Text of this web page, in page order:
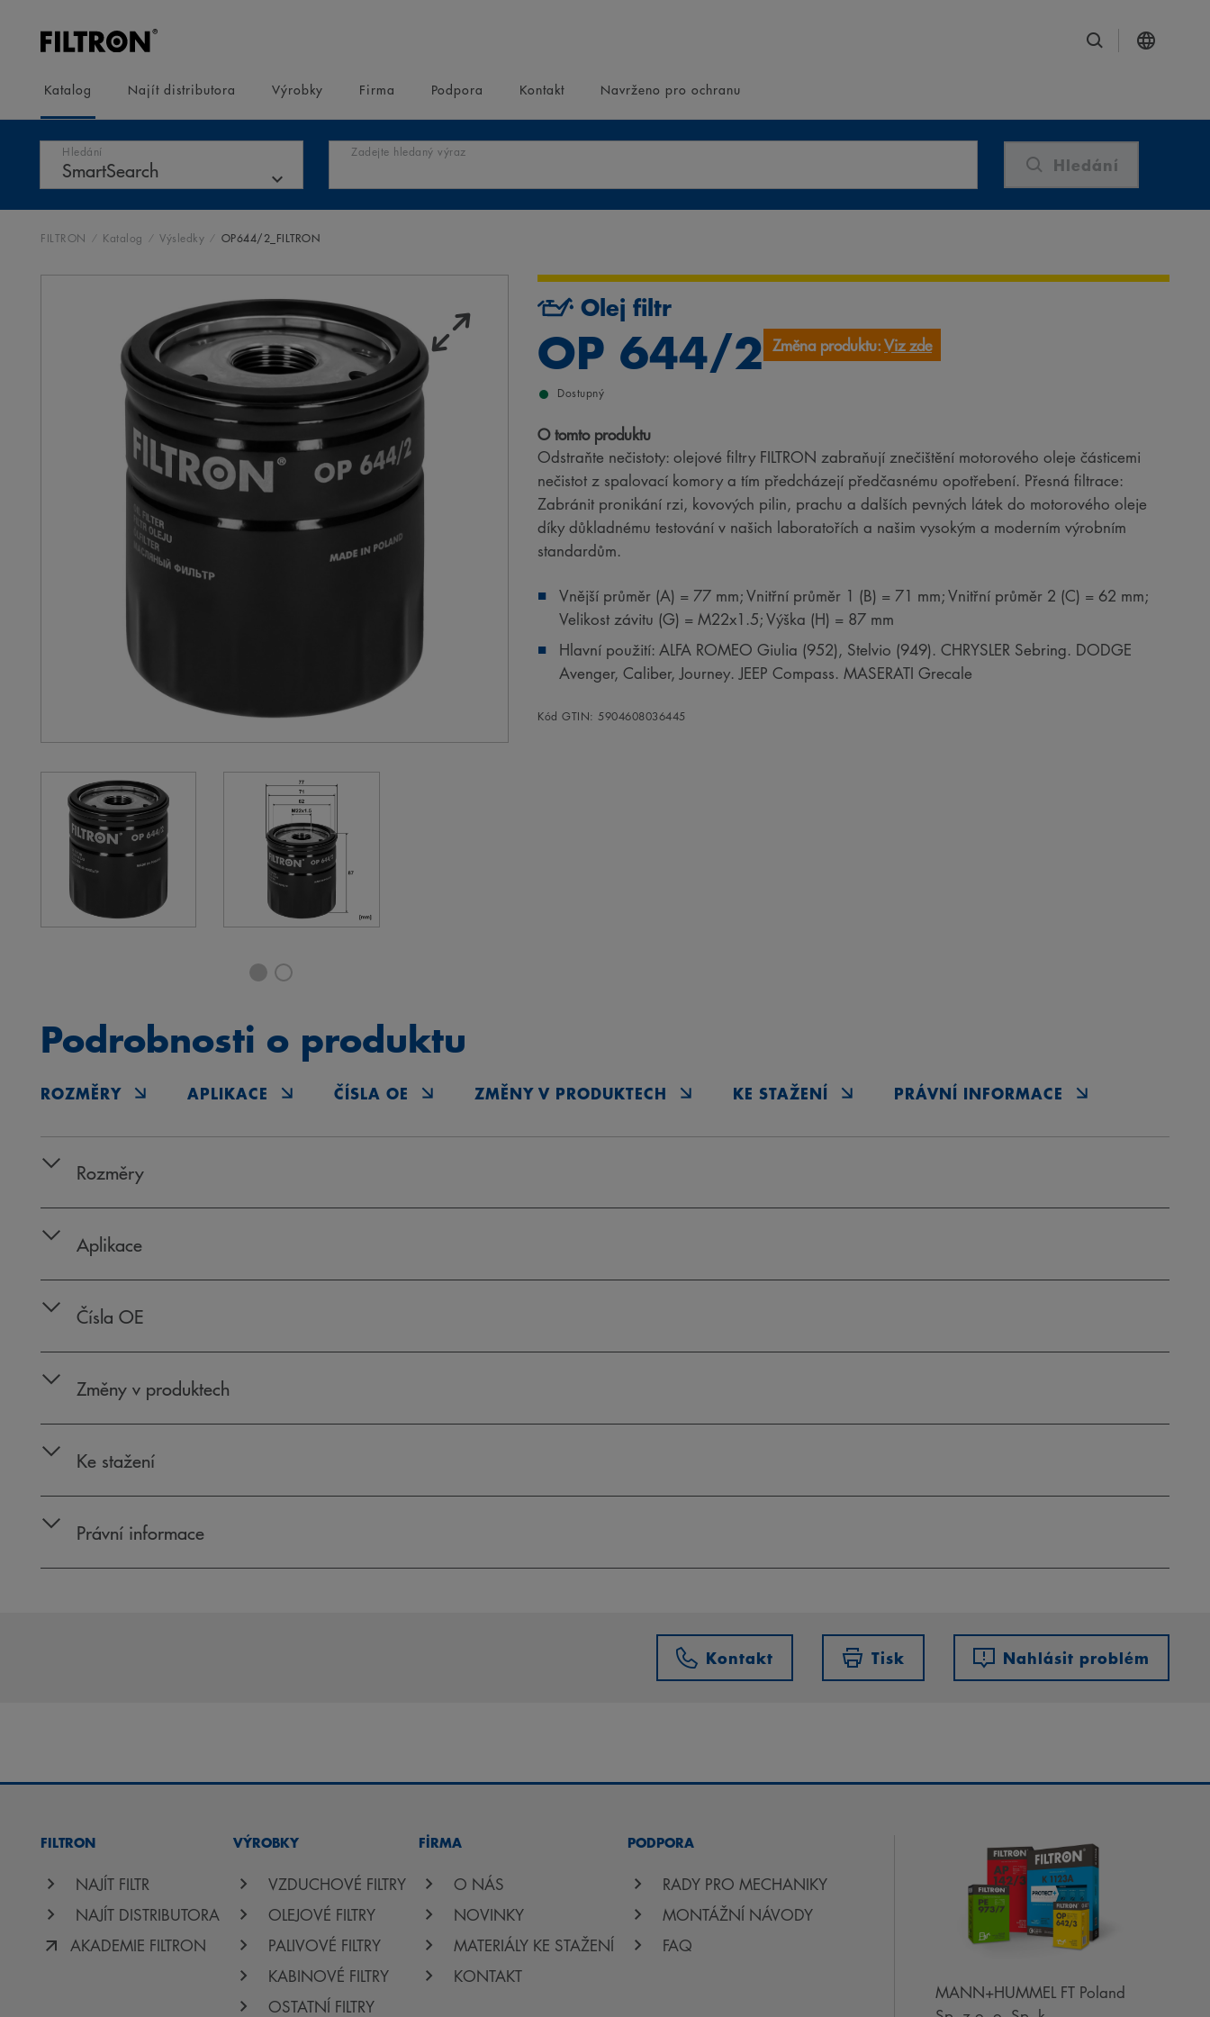
Katalog Najít distributora Výrobky Firma Podpora Kontakt Navrženo pro ochranu
Hledání Zadejte hledaný výraz
Hledání
FILTRON Katalog Výsledky OP644/2_FILTRON
Olej filtr
OP 644/2 Změna produktu:Viz zde
Dostupný
O tomto produktu
Odstraňte nečistoty: olejové filtry FILTRON zabraňují znečištění motorového oleje částicemi
nečistot z spalovací komory a tím předcházejí předčasnému opotřebení. Přesná filtrace:
Zabránit pronikání rzi, kovových pilin, prachu a dalších pevných látek do motorového oleje
díky důkladnému testování v našich laboratořích a našim vysokým a moderním výrobním
standardům.
Vnější průměr (A) = 77 mm; Vnitřní průměr 1 (B) = 71 mm; Vnitřní průměr 2 (C) = 62 mm;
Velikost závitu (G) = M22x1.5; Výška (H) = 87 mm
Hlavní použití: ALFA ROMEO Giulia (952), Stelvio (949). CHRYSLER Sebring. DODGE
Avenger, Caliber, Journey. JEEP Compass. MASERATI Grecale
Kód GTIN: 5904608036445
Podrobnosti o produktu
ROZMĚRY APLIKACE ČÍSLA OE ZMĚNY V PRODUKTECH KE STAŽENÍ PRÁVNÍ INFORMACE
Rozměry
Aplikace
Čísla OE
Změny v produktech
Ke stažení
Právní informace
Kontakt Tisk Nahlásit problém
FILTRON
NAJÍT FILTR
NAJÍT DISTRIBUTORA
AKADEMIE FILTRON
VÝROBKY
VZDUCHOVÉ FILTRY
OLEJOVÉ FILTRY
PALIVOVÉ FILTRY
KABINOVÉ FILTRY
OSTATNÍ FILTRY
FİRMA
O NÁS
NOVINKY
MATERIÁLY KE STAŽENÍ
KONTAKT
PODPORA
RADY PRO MECHANIKY
MONTÁŽNÍ NÁVODY
FAQ
MANN+HUMMEL FT Poland